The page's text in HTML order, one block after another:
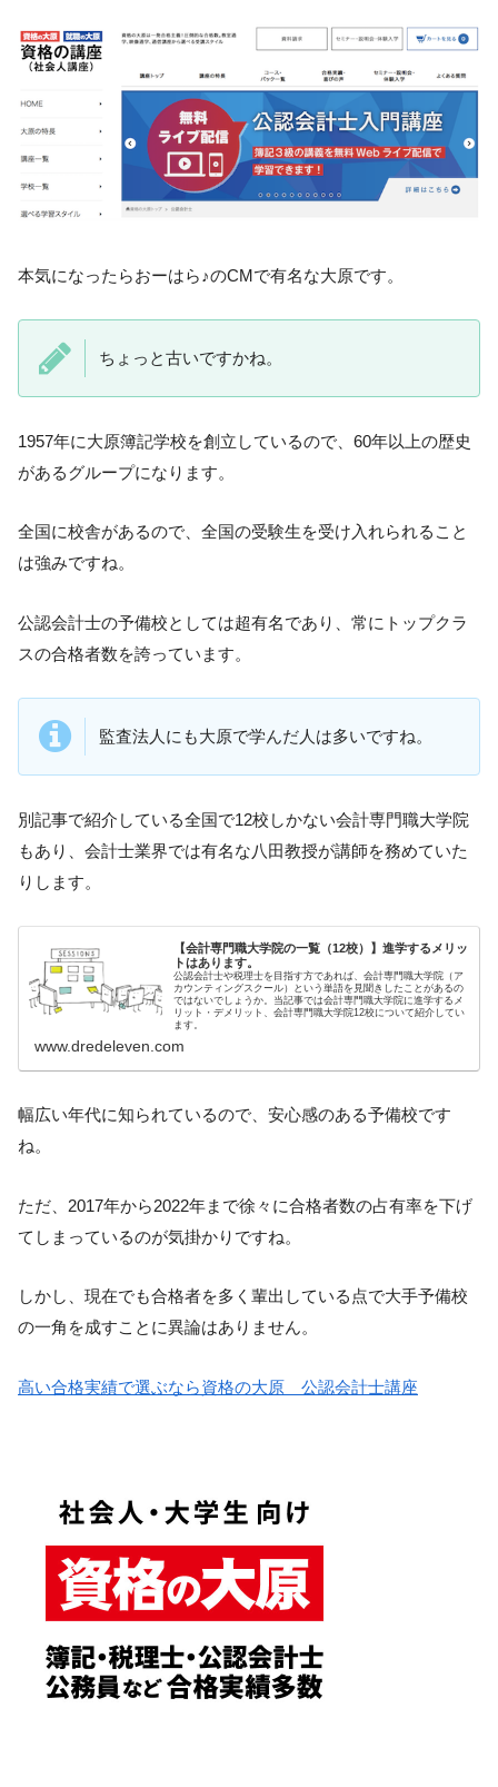
本気になったらおーはら♪のCMで有名な大原です。
ちょっと古いですかね。
1957年に大原簿記学校を創立しているので、60年以上の歴史
があるグループになります。
全国に校舎があるので、全国の受験生を受け入れられること
は強みですね。
公認会計士の予備校としては超有名であり、常にトップクラ
スの合格者数を誇っています。
監査法人にも大原で学んだ人は多いですね。
別記事で紹介している全国で12校しかない会計専門職大学院
もあり、会計士業界では有名な八田教授が講師を務めていた
りします。
【会計専門職大学院の一覧（12校）】進学するメリッ
トはあります。
公認会計士や税理士を目指す方であれば、会計専門職大学院（ア
カウンティングスクール）という単語を見聞きしたことがあるの
ではないでしょうか。当記事では会計専門職大学院に進学するメ
リット・デメリット、会計専門職大学院12校について紹介してい
ます。
www.dredeleven.com
幅広い年代に知られているので、安心感のある予備校です
ね。
ただ、2017年から2022年まで徐々に合格者数の占有率を下げ
てしまっているのが気掛かりですね。
しかし、現在でも合格者を多く輩出している点で大手予備校
の一角を成すことに異論はありません。
高い合格実績で選ぶなら資格の大原 公認会計士講座